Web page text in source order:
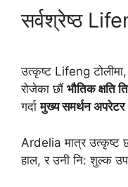
सर्वश्रेष्ठ
उत्कृष्ट Lifeng टोलीमा,
रोजेका छौं भौतिक क्षति
गर्दामुख्य समर्थन अपरेटर
Ardelia मात्र उत्कृष्ट
हाल, र उनी नि: शुल्क